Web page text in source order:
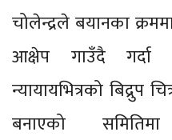
चोलेन्द्रले बयानका
आक्षेप गाउँदै गर्दा
न्यायायभित्रको
बनाएको